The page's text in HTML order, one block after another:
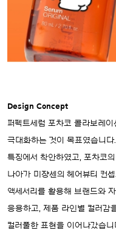
Design Concept
퍼펙트세럼 포차코 콜라보레
극대화하는 것이 목표였습니
특징에서 착안하였고, 포차코
나아가 미쟝센의 헤어뷰티 컨
액세서리를 활용해 브랜드와
응용하고, 제품 라인별 컬러감
컬러풀한 표현을 이어나갔습니